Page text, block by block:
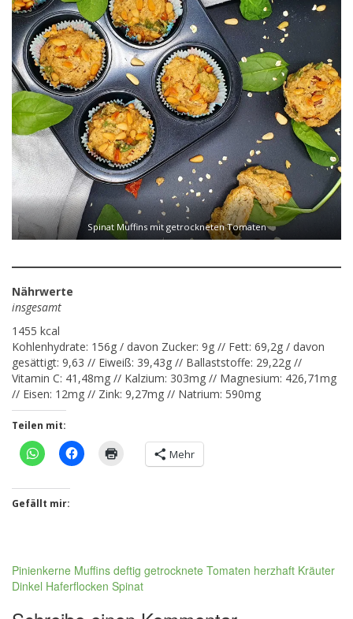
Spinat Muffins mit getrockneten Tomaten
Nährwerte
insgesamt
1455 kcal
Kohlenhydrate: 156g / davon Zucker: 9g // Fett: 69,2g / davon
gesättigt: 9,63 // Eiweiß: 39,43g // Ballaststoffe: 29,22g //
Vitamin C: 41,48mg // Kalzium: 303mg // Magnesium: 426,71mg
// Eisen: 12mg // Zink: 9,27mg // Natrium: 590mg
Teilen mit:
Mehr
Gefällt mir:
Pinienkerne Muffins deftig getrocknete Tomaten herzhaft Kräuter
Dinkel Haferflocken Spinat